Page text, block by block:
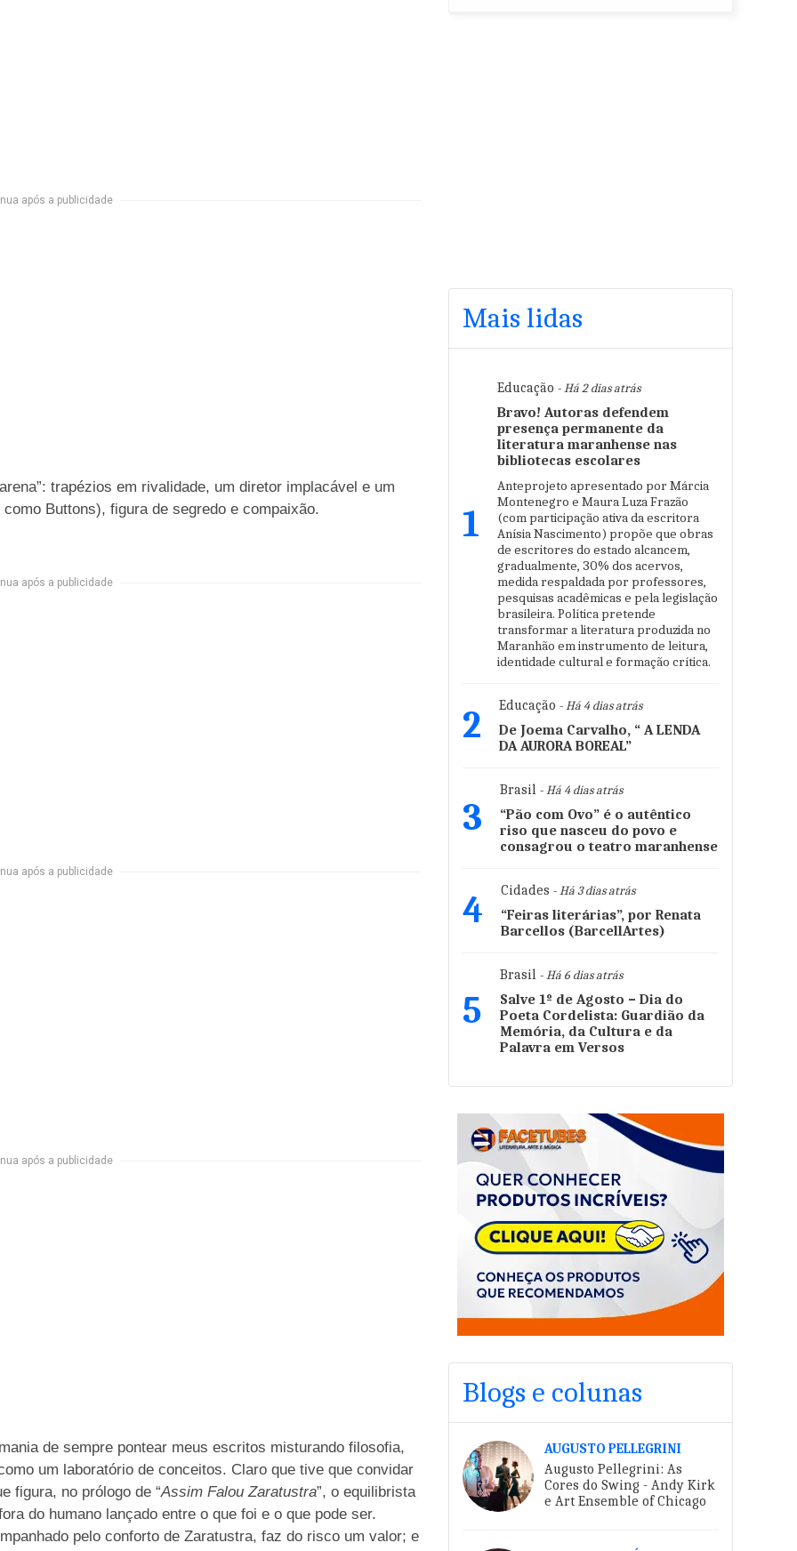
após a publicidade
trapézios em rivalidade, um diretor implacável e um
Buttons), figura de segredo e compaixão.
após a publicidade
após a publicidade
após a publicidade
de sempre pontear meus escritos misturando filosofia,
um laboratório de conceitos. Claro que tive que convidar
figura, no prólogo de “Assim Falou Zaratustra”, o equilibrista
do humano lançado entre o que foi e o que pode ser.
pelo conforto de Zaratustra, faz do risco um valor; e
Mais lidas
1
Educação - Há 2 dias atrás
Bravo! Autoras defendem
presença permanente da
literatura maranhense nas
bibliotecas escolares
Anteprojeto apresentado por Márcia
Montenegro e Maura Luza Frazão
(com participação ativa da escritora
Anísia Nascimento) propõe que obras
de escritores do estado alcancem,
gradualmente, 30% dos acervos,
medida respaldada por professores,
pesquisas acadêmicas e pela legislação
brasileira. Política pretende
transformar a literatura produzida no
Maranhão em instrumento de leitura,
identidade cultural e formação crítica.
2 Educação - Há 4 dias atrás
De Joema Carvalho, “ A LENDA
DA AURORA BOREAL”
3
Brasil - Há 4 dias atrás
“Pão com Ovo” é o autêntico
riso que nasceu do povo e
consagrou o teatro maranhense
4 Cidades - Há 3 dias atrás
“Feiras literárias”, por Renata
Barcellos (BarcellArtes)
5
Brasil - Há 6 dias atrás
Salve 1º de Agosto – Dia do
Poeta Cordelista: Guardião da
Memória, da Cultura e da
Palavra em Versos
Blogs e colunas
AUGUSTO PELLEGRINI
Augusto Pellegrini: As
Cores do Swing - Andy Kirk
e Art Ensemble of Chicago